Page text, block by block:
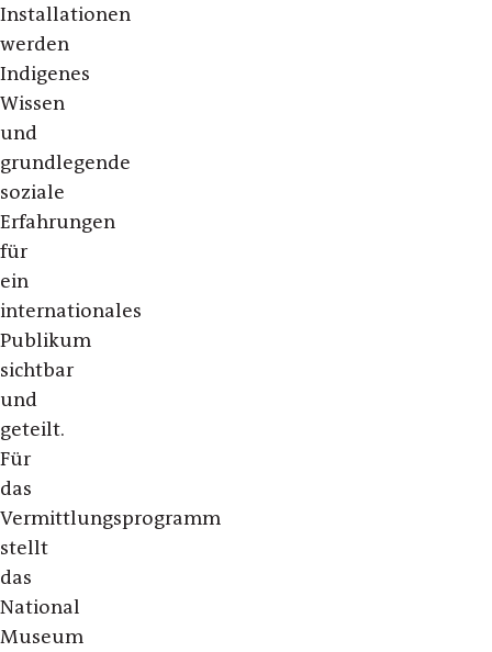
Installationen
werden
Indigenes
Wissen
und
grundlegende
soziale
Erfahrungen
für
ein
internationales
Publikum
sichtbar
und
geteilt.
Für
das
Vermittlungsprogramm
stellt
das
National
Museum